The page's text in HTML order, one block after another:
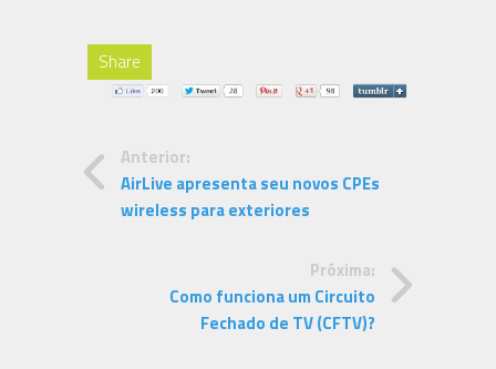
Share
Anterior:
AirLive apresenta seu novos CPEs
wireless para exteriores
Próxima:
Como funciona um Circuito
Fechado de TV (CFTV)?